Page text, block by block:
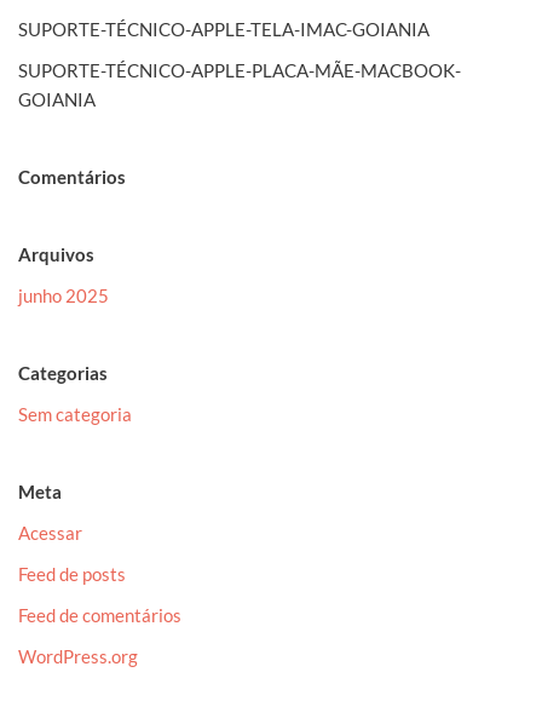
SUPORTE-TÉCNICO-APPLE-TELA-IMAC-GOIANIA
SUPORTE-TÉCNICO-APPLE-PLACA-MÃE-MACBOOK-
GOIANIA
Comentários
Arquivos
junho 2025
Categorias
Sem categoria
Meta
Acessar
Feed de posts
Feed de comentários
WordPress.org